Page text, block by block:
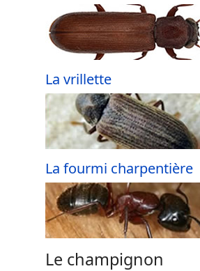
La vrillette
La fourmi charpentière
Le champignon